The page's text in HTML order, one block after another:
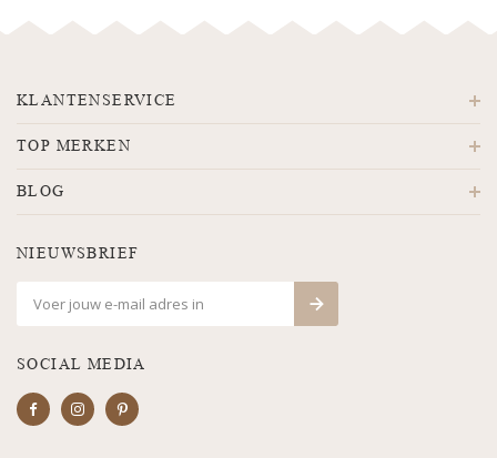
KLANTENSERVICE
TOP MERKEN
BLOG
NIEUWSBRIEF
SOCIAL MEDIA